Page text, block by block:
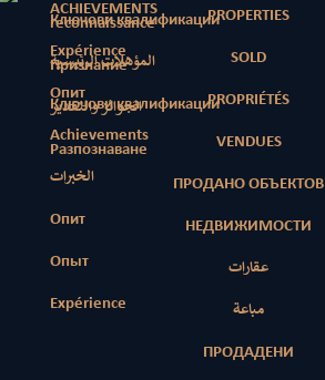
Ключови квалификации
المؤهلات الرئيسية
Ключови квалификации
reconnaissance
Признание
الجوائز والتقدير
Разпознаване
ACHIEVEMENTS
Expérience
Опит
Achievements
الخبرات
Опит
Опыт
Expérience
PROPERTIES
SOLD
PROPRIÉTÉS
VENDUES
ПРОДАНО ОБЪЕКТОВ
НЕДВИЖИМОСТИ
عقارات
مباعة
ПРОДАДЕНИ